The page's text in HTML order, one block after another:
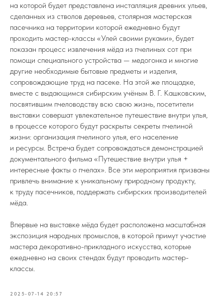
на которой будет представлена инсталляция древних ульев,
сделанных из стволов деревьев, столярная мастерская
пасечника на территории которой ежедневно будут
проходить мастер-классы «Улей своими руками», будет
показан процесс извлечения мёда из пчелиных сот при
помощи специального устройства — медогонка и многие
другие необходимые бытовые предметы и изделия,
сопровождающие труд на пасеке. На этой же площадке,
вместе с выдающимся сибирским учёным В. Г. Кашковским,
посвятившим пчеловодству всю свою жизнь, посетители
выставки совершат увлекательное путешествие внутри улья,
в процессе которого будут раскрыты секреты пчелиной
жизни: организация пчелиного улья, его население
и ресурсы. Встреча будет сопровождаться демонстрацией
документального фильма «Путешествие внутри улья +
интересные факты о пчелах». Все эти мероприятия призваны
привлечь внимание к уникальному природному продукту,
к труду пасечников, поддержать сибирских производителей
мёда.
Впервые на выставке мёда будет расположена масштабная
экспозиция народных промыслов, в которой примут участие
мастера декоративно-прикладного искусства, которые
ежедневно на своих стендах будут проводить мастер-
классы.
2025-07-14 20:57